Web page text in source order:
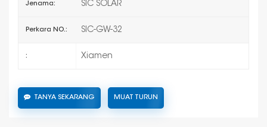
Jenama: SIC SOLAR
Perkara NO.: SIC-GW-32
: Xiamen
TANYA SEKARANG MUAT TURUN